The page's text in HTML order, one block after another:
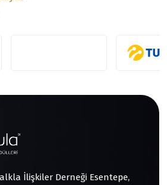
İlişkiler Derneği Esentepe,